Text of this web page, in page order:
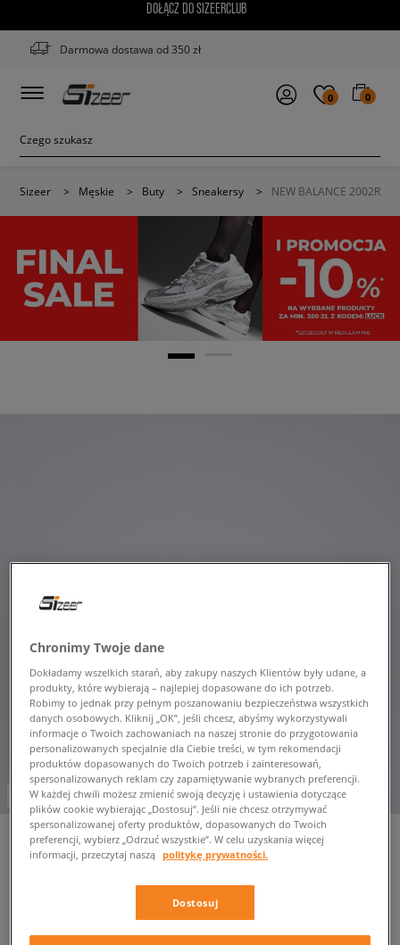
DOŁĄCZ DO SIZEERCLUB
Darmowa dostawa od 350 zł
0 0
Sizeer > Męskie > Buty > Sneakersy > NEW BALANCE 2002R
-10% za min. 350 zł kod: LUCK
NEW BALANCE 2002R
Chronimy Twoje dane
Dokładamy wszelkich starań, aby zakupy naszych Klientów były udane, a
produkty, które wybierają – najlepiej dopasowane do ich potrzeb.
Robimy to jednak przy pełnym poszanowaniu bezpieczeństwa wszystkich
danych osobowych. Kliknij „OK”, jeśli chcesz, abyśmy wykorzystywali
informacje o Twoich zachowaniach na naszej stronie do przygotowania
personalizowanych specjalnie dla Ciebie treści, w tym rekomendacji
produktów dopasowanych do Twoich potrzeb i zainteresowań,
spersonalizowanych reklam czy zapamiętywanie wybranych preferencji.
W każdej chwili możesz zmienić swoją decyzję i ustawienia dotyczące
plików cookie wybierając „Dostosuj”. Jeśli nie chcesz otrzymywać
spersonalizowanej oferty produktów, dopasowanych do Twoich
preferencji, wybierz „Odrzuć wszystkie”. W celu uzyskania więcej
informacji, przeczytaj naszą politykę prywatności.
Dostosuj